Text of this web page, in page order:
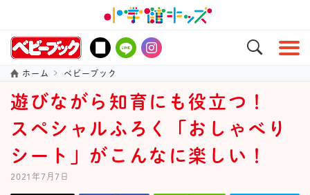
ホーム ベビーブック
遊びながら知育にも役立つ！
スペシャルふろく「おしゃべり
シート」がこんなに楽しい！
2021年7月7日